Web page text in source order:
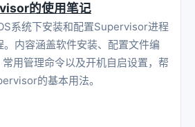
的使用笔记
系统下安装和配置Supervisor进程
。内容涵盖软件安装、配置文件编
用管理命令以及开机自启设置，帮
的基本用法。